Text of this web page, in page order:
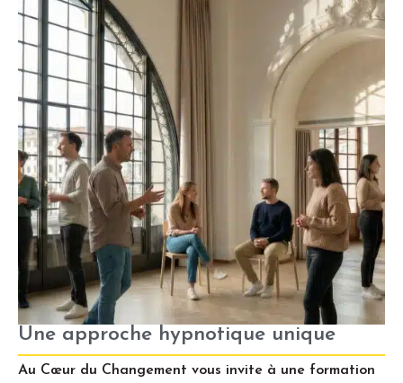
Une approche hypnotique unique
Au Cœur du Changement vous invite à une formation